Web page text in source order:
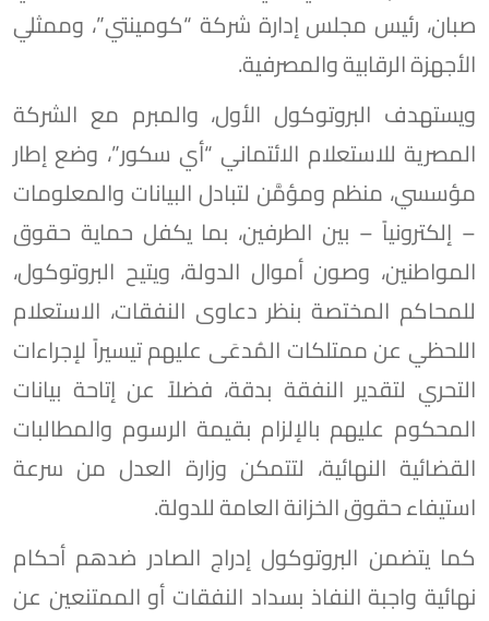
صبان، رئيس مجلس إدارة شركة “كومينتي”، وممثلي
الأجهزة الرقابية والمصرفية.
ويستهدف البروتوكول الأول، والمبرم مع الشركة
المصرية للاستعلام الائتماني “أي سكور”، وضع إطار
مؤسسي، منظم ومؤمَّن لتبادل البيانات والمعلومات
– إلكترونياً – بين الطرفين، بما يكفل حماية حقوق
المواطنين، وصون أموال الدولة، ويتيح البروتوكول،
للمحاكم المختصة بنظر دعاوى النفقات، الاستعلام
اللحظي عن ممتلكات المُدعَى عليهم تيسيراً لإجراءات
التحري لتقدير النفقة بدقة، فضلاً عن إتاحة بيانات
المحكوم عليهم بالإلزام بقيمة الرسوم والمطالبات
القضائية النهائية، لتتمكن وزارة العدل من سرعة
استيفاء حقوق الخزانة العامة للدولة.
كما يتضمن البروتوكول إدراج الصادر ضدهم أحكام
نهائية واجبة النفاذ بسداد النفقات أو الممتنعين عن